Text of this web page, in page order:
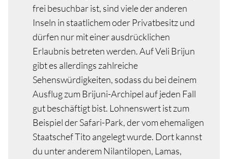
frei besuchbar ist, sind viele der anderen
Inseln in staatlichem oder Privatbesitz und
dürfen nur mit einer ausdrücklichen
Erlaubnis betreten werden. Auf Veli Brijun
gibt es allerdings zahlreiche
Sehenswürdigkeiten, sodass du bei deinem
Ausflug zum Brijuni-Archipel auf jeden Fall
gut beschäftigt bist. Lohnenswert ist zum
Beispiel der Safari-Park, der vom ehemaligen
Staatschef Tito angelegt wurde. Dort kannst
du unter anderem Nilantilopen, Lamas,